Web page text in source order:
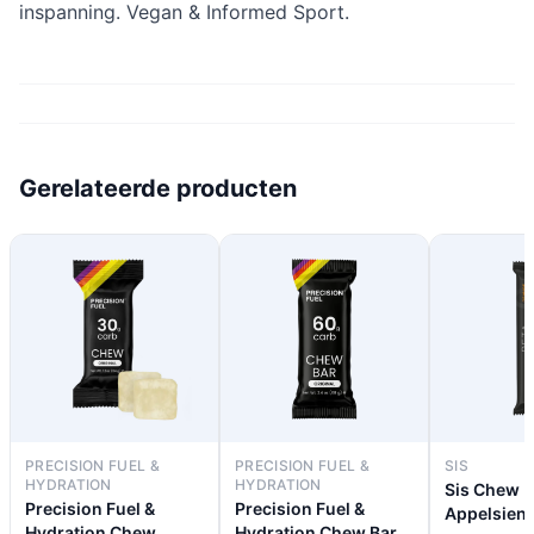
inspanning. Vegan & Informed Sport.
Gerelateerde producten
PRECISION FUEL &
HYDRATION
Precision Fuel &
PRECISION FUEL &
HYDRATION
Precision Fuel &
SIS
Sis Chew
Appelsien